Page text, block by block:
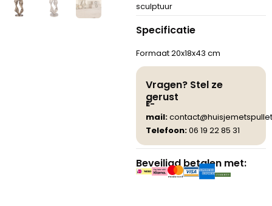
sculptuur
Specificatie
Formaat 20x18x43 cm
Vragen? Stel ze
gerust
E-
mail:
Telefoon:06 19 22 85 31
Beveiligd betalen met: